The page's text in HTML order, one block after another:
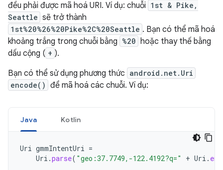
đều phải được mã hoá URI. Ví dụ: chuỗi 1st & Pike,
Seattle sẽ trở thành
1st%20%26%20Pike%2C%20Seattle . Bạn có thể mã hoá
khoảng trắng trong chuỗi bằng %20 hoặc thay thế bằng
dấu cộng ( + ).
Bạn có thể sử dụng phương thức android.net.Uri
encode() để mã hoá các chuỗi. Ví dụ:
Java Kotlin
Uri gmmIntentUri =
Uri .parse( "geo:37.7749,-122.4192?q=" + Uri .